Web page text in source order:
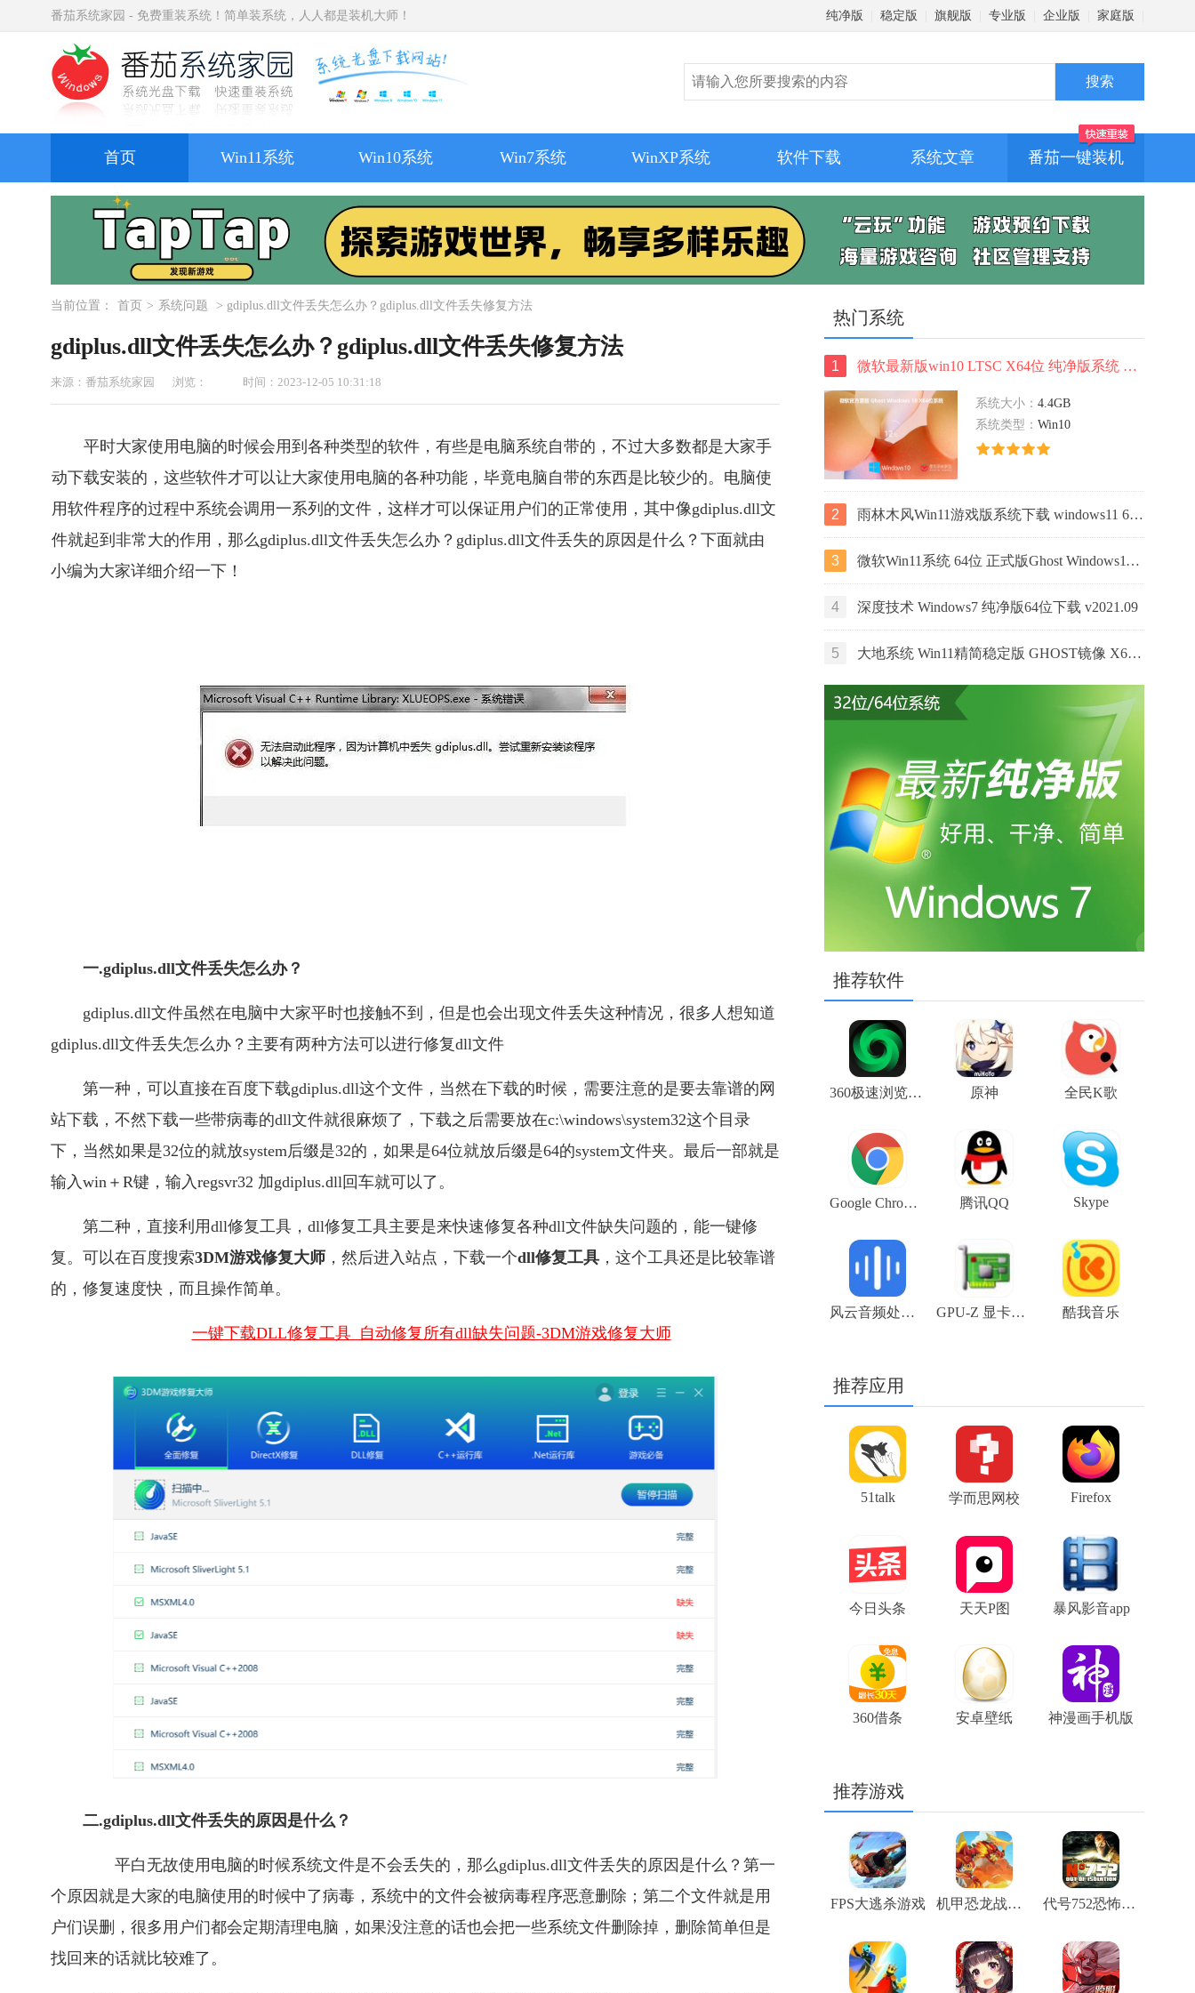
番茄系统家园 - 免费重装系统！简单装系统，人人都是装机大师！ 纯净版 稳定版 旗舰版 专业版 企业版 家庭版
首页 Win11系统 Win10系统 Win7系统 WinXP系统 软件下载 番茄一键装机
系统文章
当前位置： 首页 > 系统问题 > gdiplus.dll文件丢失怎么办？gdiplus.dll文件丢失修复方法
gdiplus.dll文件丢失怎么办？gdiplus.dll文件丢失修复方法
来源：番茄系统家园 浏览： 时间：2023-12-05 10:31:18
平时大家使用电脑的时候会用到各种类型的软件，有些是电脑系统自带的，不过大多数都是大家手
动下载安装的，这些软件才可以让大家使用电脑的各种功能，毕竟电脑自带的东西是比较少的。电脑使
用软件程序的过程中系统会调用一系列的文件，这样才可以保证用户们的正常使用，其中像gdiplus.dll文
件就起到非常大的作用，那么gdiplus.dll文件丢失怎么办？gdiplus.dll文件丢失的原因是什么？下面就由
小编为大家详细介绍一下！
一.gdiplus.dll文件丢失怎么办？
gdiplus.dll文件虽然在电脑中大家平时也接触不到，但是也会出现文件丢失这种情况，很多人想知道
gdiplus.dll文件丢失怎么办？主要有两种方法可以进行修复dll文件
第一种，可以直接在百度下载gdiplus.dll这个文件，当然在下载的时候，需要注意的是要去靠谱的网
站下载，不然下载一些带病毒的dll文件就很麻烦了，下载之后需要放在c:\windows\system32这个目录
下，当然如果是32位的就放system后缀是32的，如果是64位就放后缀是64的system文件夹。最后一部就是
输入win＋R键，输入regsvr32 加gdiplus.dll回车就可以了。
第二种，直接利用dll修复工具，dll修复工具主要是来快速修复各种dll文件缺失问题的，能一键修
复。可以在百度搜索3DM游戏修复大师 ，然后进入站点，下载一个dll修复工具 ，这个工具还是比较靠谱
的，修复速度快，而且操作简单。
一键下载DLL修复工具_自动修复所有dll缺失问题-3DM游戏修复大师
二.gdiplus.dll文件丢失的原因是什么？
平白无故使用电脑的时候系统文件是不会丢失的，那么gdiplus.dll文件丢失的原因是什么？第一
个原因就是大家的电脑使用的时候中了病毒，系统中的文件会被病毒程序恶意删除；第二个文件就是用
户们误删，很多用户们都会定期清理电脑，如果没注意的话也会把一些系统文件删除掉，删除简单但是
找回来的话就比较难了。
热门系统
1 微软最新版win10 LTSC X64位 纯净版系统 windows10 LTSC 系统下载
系统大小： 4.4GB
系统类型： Win10
2 雨林木风Win11游戏版系统下载 windows11 64位游戏专用版本V2021
3 微软Win11系统 64位 正式版Ghost Windows11镜像 2022.05
4 深度技术 Windows7 纯净版64位下载 v2021.09
5 大地系统 Win11精简稳定版 GHOST镜像 X64位 V2022.06下载
推荐软件
360极速浏览器X 原神 全民K歌
Google Chrome浏览器金丝雀版（Google Chrome Canary）V109.0.5414.3 64位下载 腾讯QQ Skype
风云音频处理大师 GPU-Z 显卡测试软件下载 酷我音乐
推荐应用
51talk 学而思网校 Firefox
今日头条 天天P图 暴风影音app
360借条 安卓壁纸 神漫画手机版
推荐游戏
FPS大逃杀游戏 机甲恐龙战斗群 代号752恐怖生存单机版